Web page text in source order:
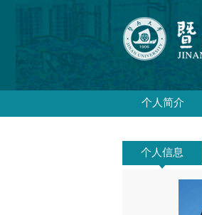
个人简介
个人信息